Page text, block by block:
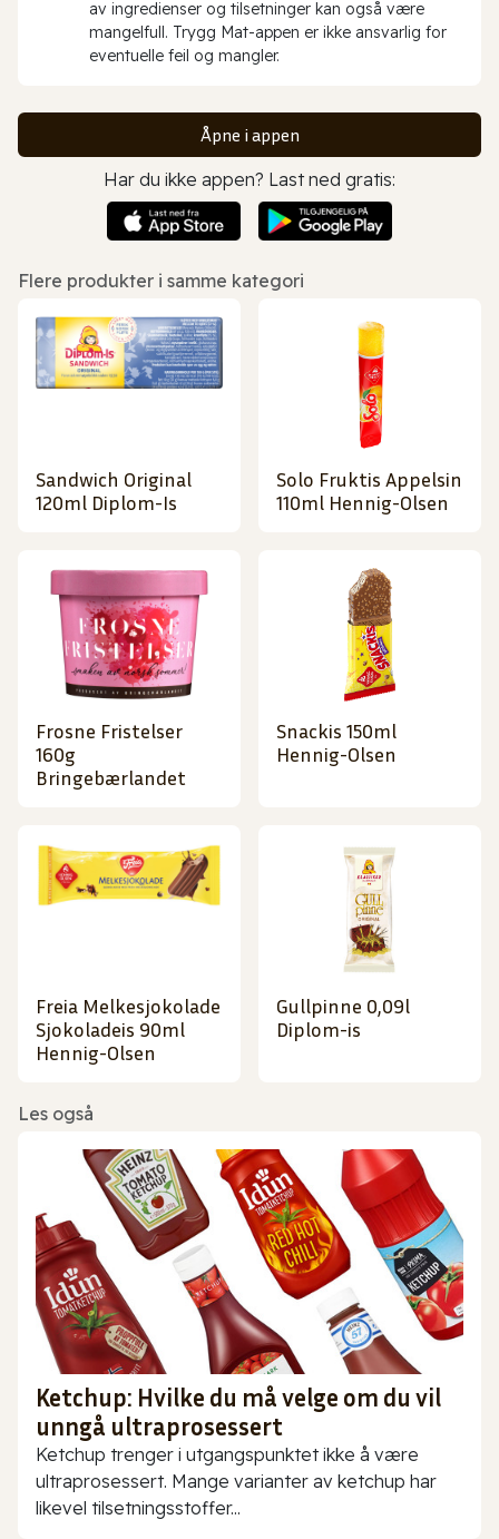
av ingredienser og tilsetninger kan også være
mangelfull. Trygg Mat-appen er ikke ansvarlig for
eventuelle feil og mangler.
Åpne i appen
Har du ikke appen? Last ned gratis:
Flere produkter i samme kategori
Sandwich Original
120ml Diplom-Is
Solo Fruktis Appelsin
110ml Hennig-Olsen
Frosne Fristelser
160g
Bringebærlandet
Snackis 150ml
Hennig-Olsen
Freia Melkesjokolade
Sjokoladeis 90ml
Hennig-Olsen
Gullpinne 0,09l
Diplom-is
Les også
Ketchup: Hvilke du må velge om du vil
unngå ultraprosessert
Ketchup trenger i utgangspunktet ikke å være
ultraprosessert. Mange varianter av ketchup har
likevel tilsetningsstoffer...